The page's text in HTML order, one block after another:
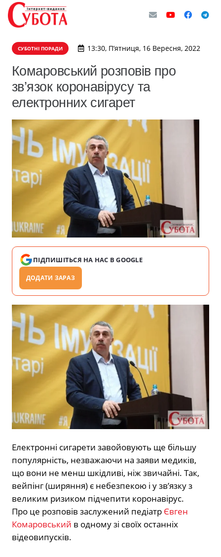
СУБОТНІ ПОРАДИ 13:30, П’ятниця, 16 Вересня, 2022
Комаровський розповів про
зв’язок коронавірусу та
електронних сигарет
ПІДПИШІТЬСЯ НА НАС В GOOGLE
ДОДАТИ ЗАРАЗ
Електронні сигарети завойовують ще більшу
популярність, незважаючи на заяви медиків,
що вони не менш шкідливі, ніж звичайні. Так,
вейпінг (ширяння) є небезпекою і у зв’язку з
великим ризиком підчепити коронавірус.
Про це розповів заслужений педіатр Євген
Комаровський в одному зі своїх останніх
відеовипусків.